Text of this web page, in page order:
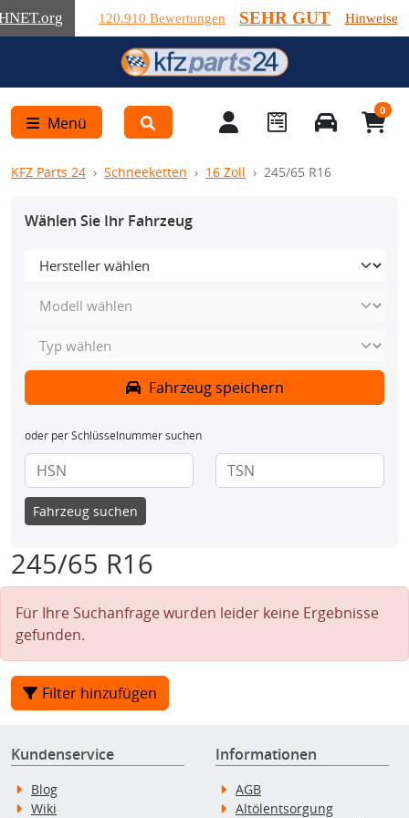
.org 120.910 Bewertungen SEHR GUT Hinweise
Menü
0
KFZ Parts 24 Schneeketten 16 Zoll 245/65 R16
Wählen Sie Ihr Fahrzeug
Fahrzeug speichern
oder per Schlüsselnummer suchen
Fahrzeug suchen
245/65 R16
Für Ihre Suchanfrage wurden leider keine Ergebnisse
gefunden.
Filter hinzufügen
Kundenservice
Blog
Wiki
Informationen
AGB
Altölentsorgung